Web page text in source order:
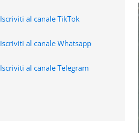
Iscriviti al canale TikTok
Iscriviti al canale Whatsapp
Iscriviti al canale Telegram